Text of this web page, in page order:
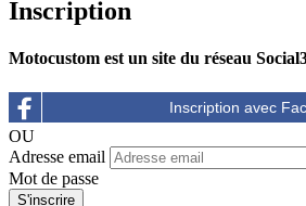
Inscription
Motocustom est un site du réseau
OU
Adresse email
Mot de passe